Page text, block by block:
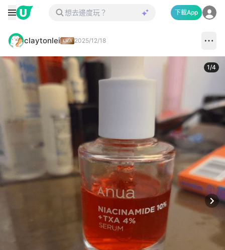
下載App
claytonlei 2025/12/18
1/4